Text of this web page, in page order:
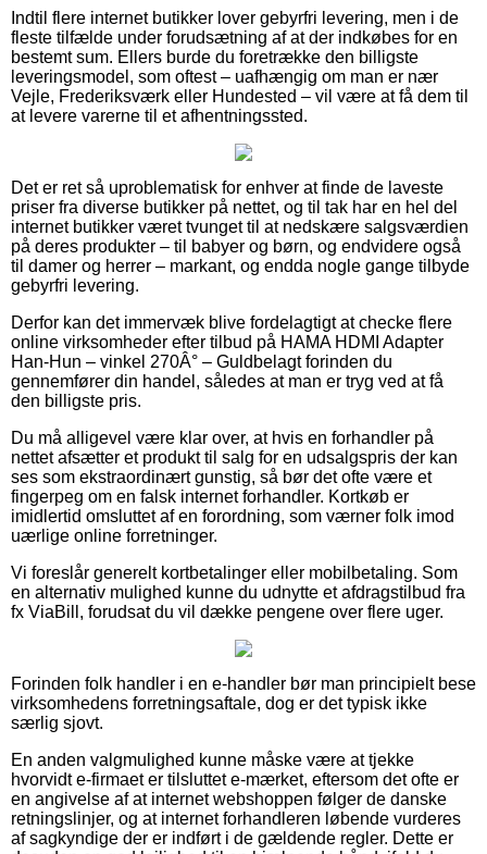
Indtil flere internet butikker lover gebyrfri levering, men i de
fleste tilfælde under forudsætning af at der indkøbes for en
bestemt sum. Ellers burde du foretrække den billigste
leveringsmodel, som oftest – uafhængig om man er nær
Vejle, Frederiksværk eller Hundested – vil være at få dem til
at levere varerne til et afhentningssted.
Det er ret så uproblematisk for enhver at finde de laveste
priser fra diverse butikker på nettet, og til tak har en hel del
internet butikker været tvunget til at nedskære salgsværdien
på deres produkter – til babyer og børn, og endvidere også
til damer og herrer – markant, og endda nogle gange tilbyde
gebyrfri levering.
Derfor kan det immervæk blive fordelagtigt at checke flere
online virksomheder efter tilbud på HAMA HDMI Adapter
Han-Hun – vinkel 270Â° – Guldbelagt forinden du
gennemfører din handel, således at man er tryg ved at få
den billigste pris.
Du må alligevel være klar over, at hvis en forhandler på
nettet afsætter et produkt til salg for en udsalgspris der kan
ses som ekstraordinært gunstig, så bør det ofte være et
fingerpeg om en falsk internet forhandler. Kortkøb er
imidlertid omsluttet af en forordning, som værner folk imod
uærlige online forretninger.
Vi foreslår generelt kortbetalinger eller mobilbetaling. Som
en alternativ mulighed kunne du udnytte et afdragstilbud fra
fx ViaBill, forudsat du vil dække pengene over flere uger.
Forinden folk handler i en e-handler bør man principielt bese
virksomhedens forretningsaftale, dog er det typisk ikke
særlig sjovt.
En anden valgmulighed kunne måske være at tjekke
hvorvidt e-firmaet er tilsluttet e-mærket, eftersom det ofte er
en angivelse af at internet webshoppen følger de danske
retningslinjer, og at internet forhandleren løbende vurderes
af sagkyndige der er indført i de gældende regler. Dette er